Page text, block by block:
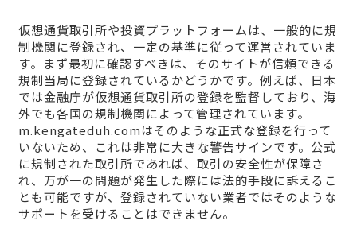
仮想通貨取引所や投資プラットフォームは、一般的に規
制機関に登録され、一定の基準に従って運営されていま
す。まず最初に確認すべきは、そのサイトが信頼できる
規制当局に登録されているかどうかです。例えば、日本
では金融庁が仮想通貨取引所の登録を監督しており、海
外でも各国の規制機関によって管理されています。
m.kengateduh.comはそのような正式な登録を行って
いないため、これは非常に大きな警告サインです。公式
に規制された取引所であれば、取引の安全性が保障さ
れ、万が一の問題が発生した際には法的手段に訴えるこ
とも可能ですが、登録されていない業者ではそのような
サポートを受けることはできません。